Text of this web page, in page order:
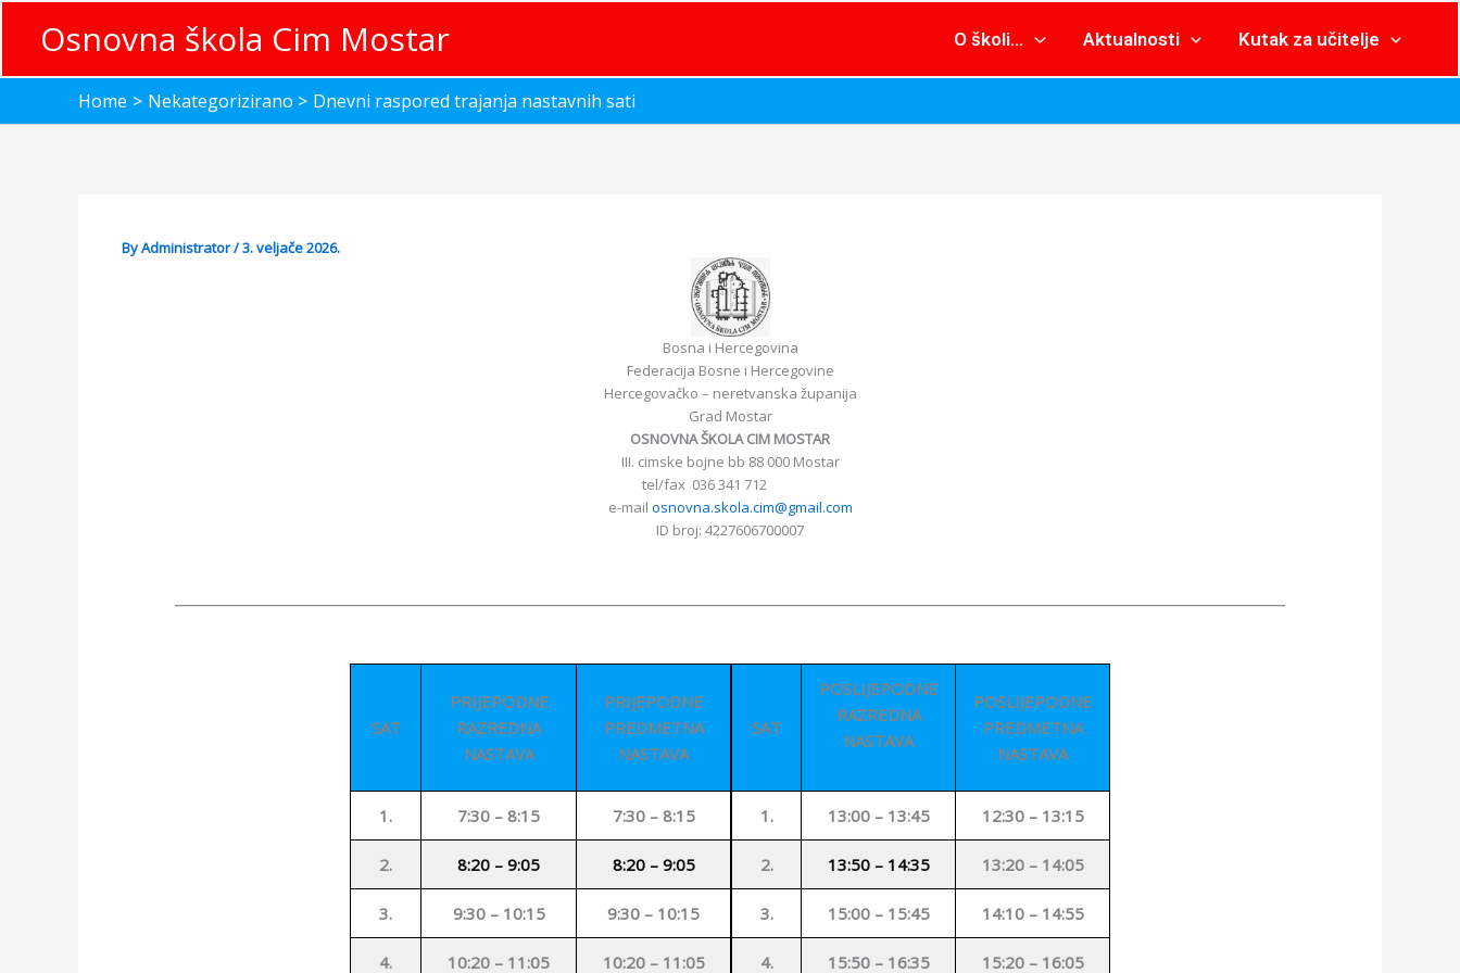
Osnovna škola Cim Mostar O školi… Aktualnosti Kutak za učitelje
Home Nekategorizirano Dnevni raspored trajanja nastavnih sati
ByAdministrator/3. veljače 2026.
Bosna i Hercegovina
Federacija Bosne i Hercegovine
Hercegovačko – neretvanska županija
Grad Mostar
OSNOVNA ŠKOLA CIM MOSTAR
III. cimske bojne bb 88 000 Mostar
tel/fax 036 341 712
e-mail osnovna.skola.cim@gmail.com
ID broj: 4227606700007
SAT
PRIJEPODNE
RAZREDNA
NASTAVA
PRIJEPODNE
PREDMETNA
NASTAVA
SAT
POSLIJEPODNE
RAZREDNA
NASTAVA
POSLIJEPODNE
PREDMETNA
NASTAVA
1. 7:30 – 8:15 7:30 – 8:15 1. 13:00 – 13:45 12:30 – 13:15
2. 8:20 – 9:05 8:20 – 9:05 2. 13:50 – 14:35 13:20 – 14:05
3. 9:30 – 10:15 9:30 – 10:15 3. 15:00 – 15:45 14:10 – 14:55
4. 10:20 – 11:05 10:20 – 11:05 4. 15:50 – 16:35 15:20 – 16:05